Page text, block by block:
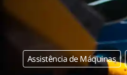
Assistência de Máquinas